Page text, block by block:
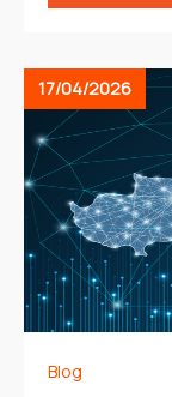
17/04/2026
Blog